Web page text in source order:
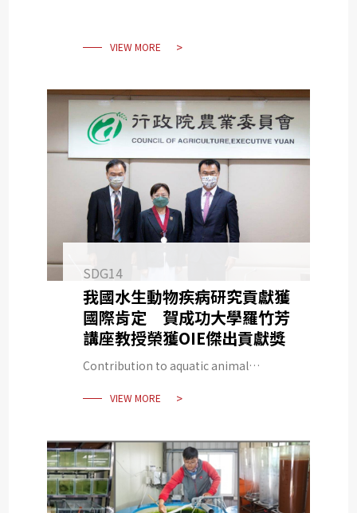
VIEW MORE
SDG14
我國水生動物疾病研究貢獻獲
國際肯定 賀成功大學羅竹芳
講座教授榮獲OIE傑出貢獻獎
Contribution to aquatic animal
internationally Chu-Fang Lo,
Outstanding Contribution Award
VIEW MORE